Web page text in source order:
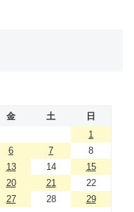
金 土
日
1
6 7
8
13 14
15
20 21
22
27 28
29